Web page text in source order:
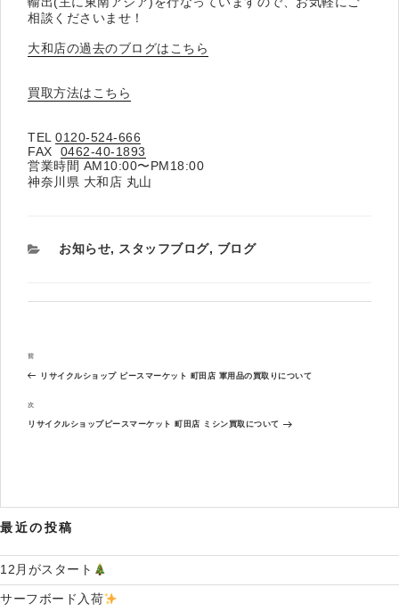
相談くださいませ！
大和店の過去のブログはこちら
買取方法はこちら
TEL 0120-524-666
FAX
0462-40-1893
営業時間 AM10:00〜PM18:00
神奈川県 大和店 丸山
カ
お知らせ, スタッフブログ, ブログ
稿
ナ
ゲ
ー
過
去
投
稿
前
リサイクルショップ ピースマーケット 町田店 軍用品の買取りについて
次
の
次
リサイクルショップピースマーケット 町田店 ミシン買取について
最近の投稿
12月がスタート
サーフボード入荷